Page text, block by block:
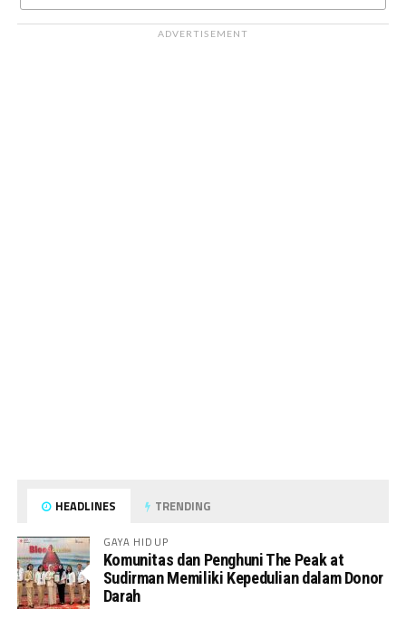
ADVERTISEMENT
HEADLINES TRENDING
GAYA HIDUP
Komunitas dan Penghuni The Peak at
Sudirman Memiliki Kepedulian dalam Donor
Darah